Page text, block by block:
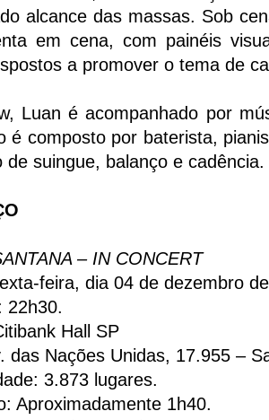
alcance das massas. Sob
em cena, com painéis
a promover o tema de
Luan é acompanhado por
é composto por baterista,
de suingue, balanço e cadência.
– IN CONCERT
feira, dia 04 de dezembro
22h30.
Hall SP
das Nações Unidas, 17.955 –
3.873 lugares.
Aproximadamente 1h40.